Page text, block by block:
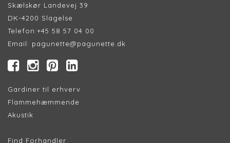
Skælskør Landevej 39
DK-4200 Slagelse
Telefon:+45 58 57 04 00
Email: pagunette@pagunette.dk
Gardiner til erhverv
Flammehæmmende
Akustik
Find Forhandler